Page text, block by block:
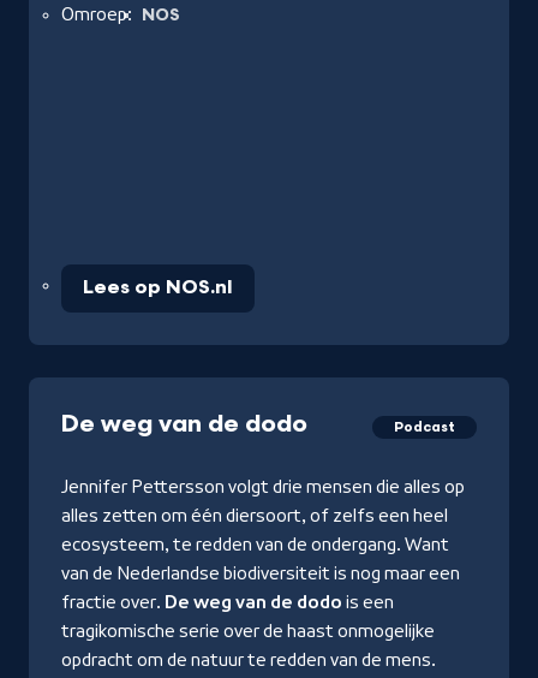
Omroep: NOS
Lees op NOS.nl
De weg van de dodo Podcast
Jennifer Pettersson volgt drie mensen die alles op
alles zetten om één diersoort, of zelfs een heel
ecosysteem, te redden van de ondergang. Want
van de Nederlandse biodiversiteit is nog maar een
fractie over. De weg van de dodo is een
tragikomische serie over de haast onmogelijke
opdracht om de natuur te redden van de mens.